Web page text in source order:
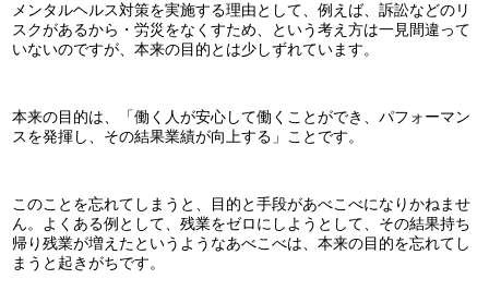
メンタルヘルス対策を実施する理由として、例えば、訴訟などのリ
スクがあるから・労災をなくすため、という考え方は一見間違って
いないのですが、本来の目的とは少しずれています。
本来の目的は、「働く人が安心して働くことができ、パフォーマン
スを発揮し、その結果業績が向上する」ことです。
このことを忘れてしまうと、目的と手段があべこべになりかねませ
ん。よくある例として、残業をゼロにしようとして、その結果持ち
帰り残業が増えたというようなあべこべは、本来の目的を忘れてし
まうと起きがちです。